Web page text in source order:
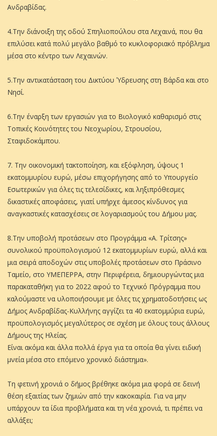
Ανδραβίδας.
4.Την διάνοιξη της οδού Σπηλιοπούλου στα Λεχαινά, που θα
επιλύσει κατά πολύ μεγάλο βαθμό το κυκλοφοριακό πρόβλημα
μέσα στο κέντρο των Λεχαινών.
5.Την αντικατάσταση του Δικτύου Ύδρευσης στη Βάρδα και στο
Νησί.
6.Την έναρξη των εργασιών για το Βιολογικό καθαρισμό στις
Τοπικές Κοινότητες του Νεοχωρίου, Στρουσίου,
Σταφιδοκάμπου.
7. Την οικονομική τακτοποίηση, και εξόφληση, ύψους 1
εκατομμυρίου ευρώ, μέσω επιχορήγησης από το Υπουργείο
Εσωτερικών για όλες τις τελεσίδικες, και ληξιπρόθεσμες
δικαστικές αποφάσεις, γιατί υπήρχε άμεσος κίνδυνος για
αναγκαστικές κατασχέσεις σε λογαριασμούς του Δήμου μας.
8.Την υποβολή προτάσεων στο Προγράμμα «Α. Τρίτσης»
συνολικού προϋπολογισμού 12 εκατομμυρίων ευρώ, αλλά και
μια σειρά αποδοχών στις υποβολές προτάσεων στο Πράσινο
Ταμείο, στο ΥΜΕΠΕΡΡΑ, στην Περιφέρεια, δημιουργώντας μια
παρακαταθήκη για το 2022 αφού το Τεχνικό Πρόγραμμα που
καλούμαστε να υλοποιήσουμε με όλες τις χρηματοδοτήσεις ως
Δήμος Ανδραβίδας-Κυλλήνης αγγίζει τα 40 εκατομμύρια ευρώ,
προϋπολογισμός μεγαλύτερος σε σχέση με όλους τους άλλους
Δήμους της Ηλείας.
Είναι ακόμα και άλλα πολλά έργα για τα οποία θα γίνει ειδική
μνεία μέσα στο επόμενο χρονικό διάστημα».
Τη φετινή χρονιά ο δήμος βρέθηκε ακόμα μια φορά σε δεινή
θέση εξαιτίας των ζημιών από την κακοκαιρία. Για να μην
υπάρχουν τα ίδια προβλήματα και τη νέα χρονιά, τι πρέπει να
αλλάξει;